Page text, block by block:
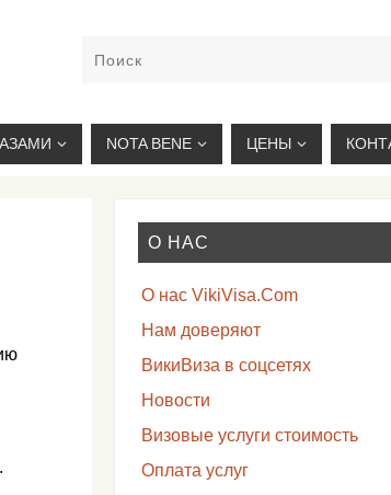
VISA@VIKIVISA.RU
NOTA BENE ЦЕНЫ
О НАС
О нас VikiVisa.Com
Нам доверяют
ВикиВиза в соцсетях
Новости
Визовые услуги стоимость
Оплата услуг